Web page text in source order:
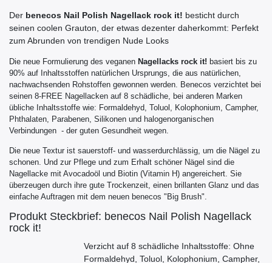
Der benecos Nail Polish Nagellack rock it! besticht durch
seinen coolen Grauton, der etwas dezenter daherkommt: Perfekt
zum Abrunden von trendigen Nude Looks
Die neue Formulierung des veganen Nagellacks rock it! basiert bis zu
90% auf Inhaltsstoffen natürlichen Ursprungs, die aus natürlichen,
nachwachsenden Rohstoffen gewonnen werden. Benecos verzichtet bei
seinen 8-FREE Nagellacken auf 8 schädliche, bei anderen Marken
übliche Inhaltsstoffe wie: Formaldehyd, Toluol, Kolophonium, Campher,
Phthalaten, Parabenen, Silikonen und halogenorganischen
Verbindungen - der guten Gesundheit wegen.
Die neue Textur ist sauerstoff- und wasserdurchlässig, um die Nägel zu
schonen. Und zur Pflege und zum Erhalt schöner Nägel sind die
Nagellacke mit Avocadoöl und Biotin (Vitamin H) angereichert. Sie
überzeugen durch ihre gute Trockenzeit, einen brillanten Glanz und das
einfache Auftragen mit dem neuen benecos "Big Brush".
Produkt Steckbrief: benecos Nail Polish Nagellack
rock it!
Verzicht auf 8 schädliche Inhaltsstoffe: Ohne
Formaldehyd, Toluol, Kolophonium, Campher,